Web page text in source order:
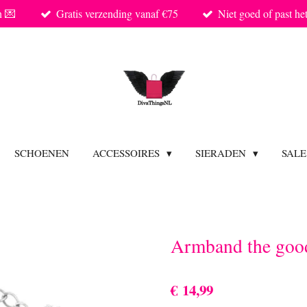
💌 Gratis verzending vanaf €75 Niet goed of past
SCHOENEN ACCESSOIRES SIERADEN
Armband the
€ 14,99